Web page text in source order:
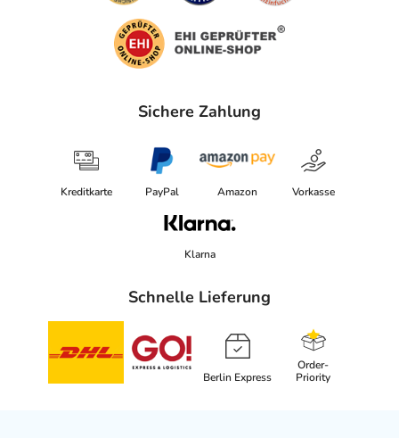
Sichere Zahlung
Kreditkarte PayPal Amazon Vorkasse
Klarna
Schnelle Lieferung
Berlin Express
Order-
Priority